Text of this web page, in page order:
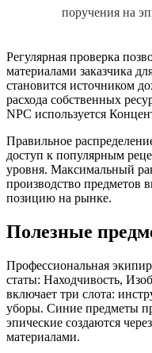
поручения на
Регулярная проверка
материалами заказчика
становится источником
расхода собственных
NPC используется
Правильное
доступ к популярным
уровня. Максимальный
производство предметов
позицию на рынке.
Полезные
Профессиональная
статы: Находчивость,
включает три слота:
уборы. Синие предметы
эпические создаются
материалами.